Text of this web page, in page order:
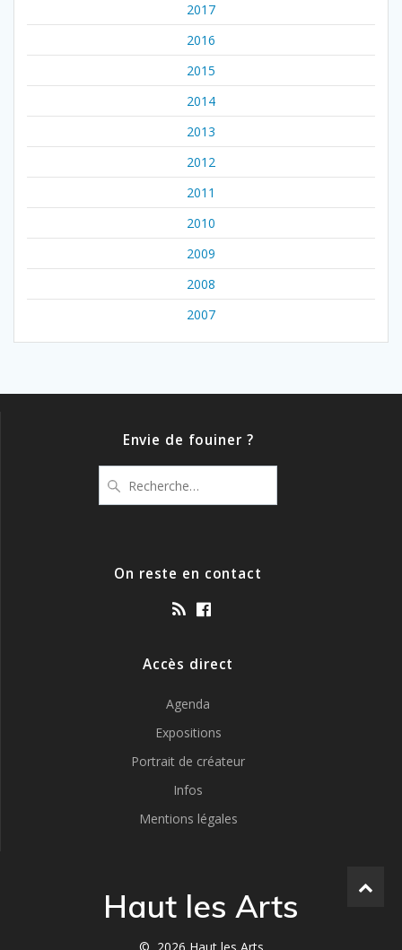
2017
2016
2015
2014
2013
2012
2011
2010
2009
2008
2007
Envie de fouiner ?
pour
On reste en contact
Accès direct
Agenda
Expositions
Portrait de créateur
Infos
Mentions légales
Haut les Arts